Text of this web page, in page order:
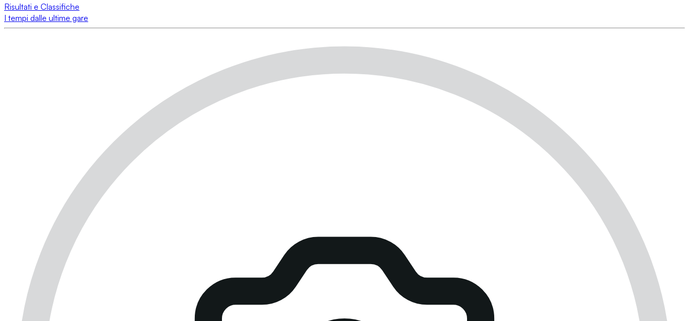
Risultati e Classifiche
I tempi dalle ultime gare